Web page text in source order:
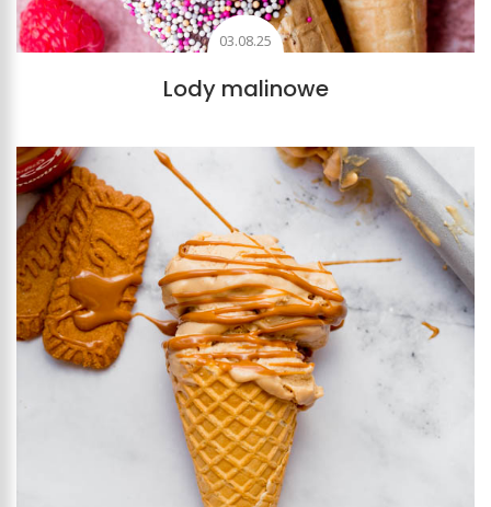
03.08.25
Lody malinowe